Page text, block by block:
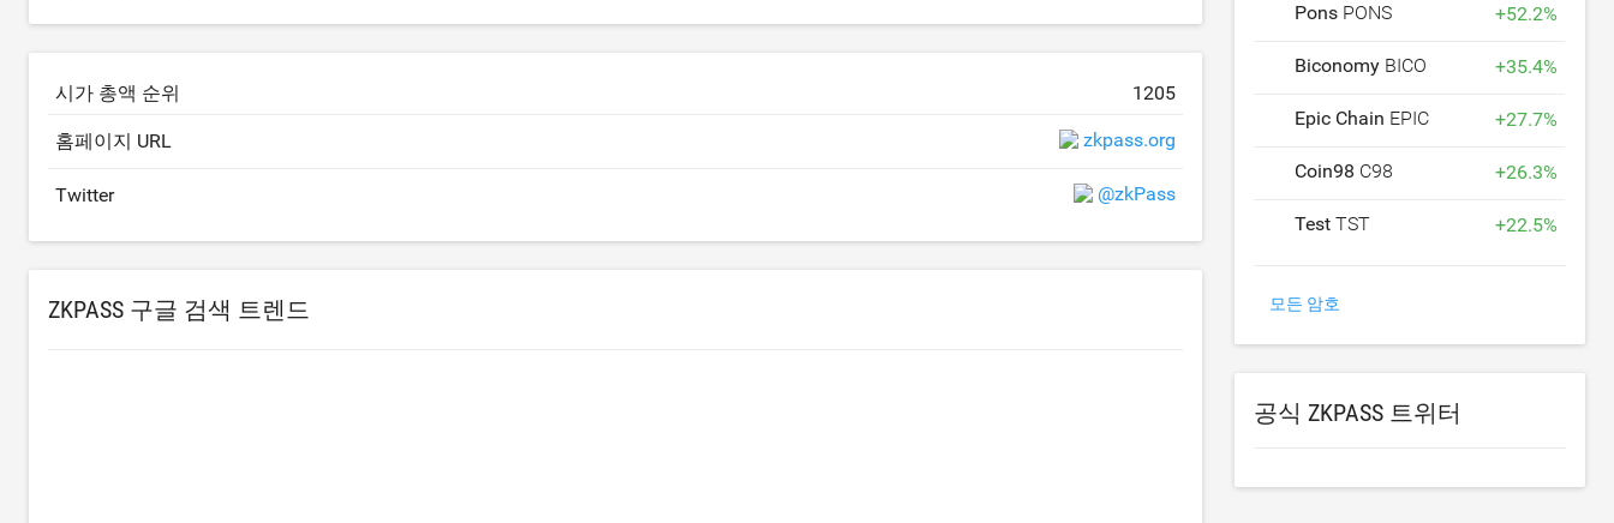
시가 총액 순위 1205
홈페이지 URL zkpass.org
Twitter @zkPass
ZKPASS 구글 검색 트렌드
Pons PONS +52.2%
Biconomy BICO +35.4%
Epic Chain EPIC +27.7%
Coin98 C98 +26.3%
TestTST +22.5%
모든 암호
공식 ZKPASS 트위터